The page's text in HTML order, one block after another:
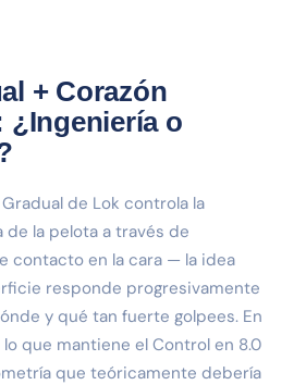
+ Corazón
¿Ingeniería o
de Lok controla la
la pelota a través de
contacto en la cara — la idea
responde progresivamente
y qué tan fuerte golpees. En
que mantiene el Control en 8.0
que teóricamente debería